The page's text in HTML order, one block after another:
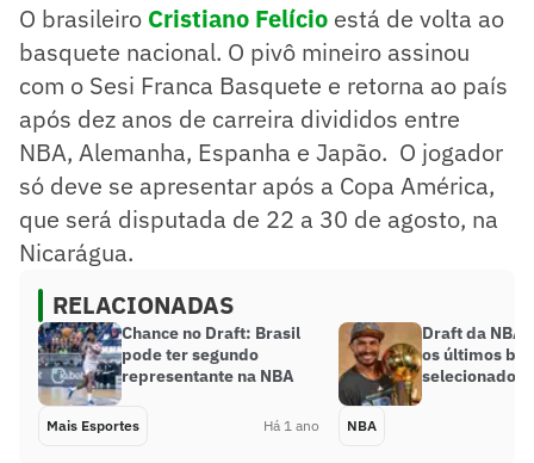
O brasileiro Cristiano Felício está de volta ao
basquete nacional. O pivô mineiro assinou
com o Sesi Franca Basquete e retorna ao país
após dez anos de carreira divididos entre
NBA, Alemanha, Espanha e Japão. O jogador
só deve se apresentar após a Copa América,
que será disputada de 22 a 30 de agosto, na
Nicarágua.
RELACIONADAS
Chance no Draft: Brasil
pode ter segundo
representante na NBA
Mais Esportes Há 1 ano
Draft da
os últimos
selecionados
NBA